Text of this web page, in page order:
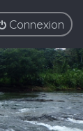
Connexion